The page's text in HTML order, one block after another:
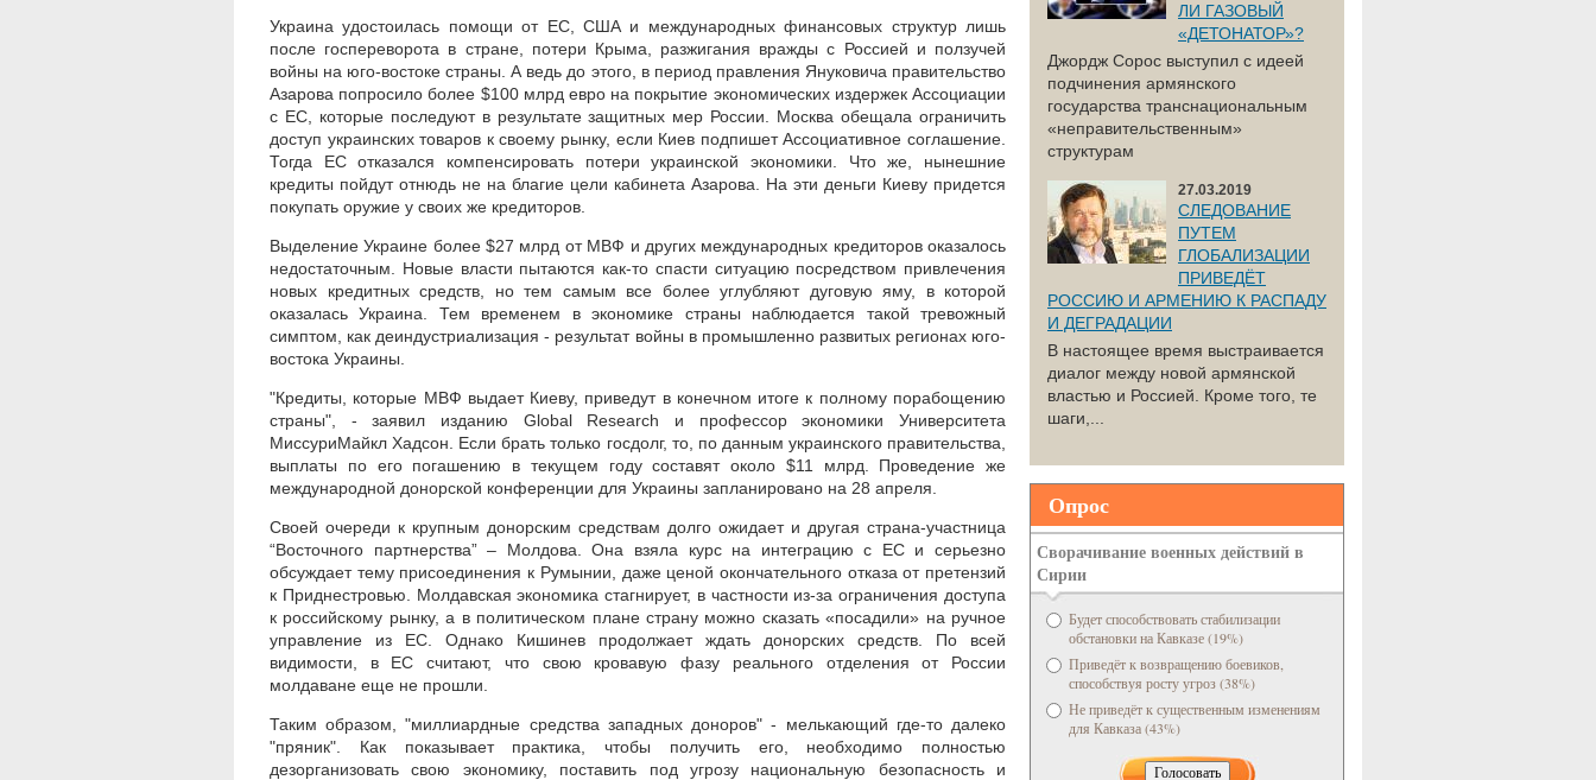
Украина удостоилась помощи от ЕС, США и международных финансовых структур лишь
после госпереворота в стране, потери Крыма, разжигания вражды с Россией и ползучей
войны на юго-востоке страны. А ведь до этого, в период правления Януковича правительство
Азарова попросило более $100 млрд евро на покрытие экономических издержек Ассоциации
с ЕС, которые последуют в результате защитных мер России. Москва обещала ограничить
доступ украинских товаров к своему рынку, если Киев подпишет Ассоциативное соглашение.
Тогда ЕС отказался компенсировать потери украинской экономики. Что же, нынешние
кредиты пойдут отнюдь не на благие цели кабинета Азарова. На эти деньги Киеву придется
покупать оружие у своих же кредиторов.
Выделение Украине более $27 млрд от МВФ и других международных кредиторов оказалось
недостаточным. Новые власти пытаются как-то спасти ситуацию посредством привлечения
новых кредитных средств, но тем самым все более углубляют дуговую яму, в которой
оказалась Украина. Тем временем в экономике страны наблюдается такой тревожный
симптом, как деиндустриализация - результат войны в промышленно развитых регионах юго-
востока Украины.
"Кредиты, которые МВФ выдает Киеву, приведут в конечном итоге к полному порабощению
страны", - заявил изданию Global Research и профессор экономики Университета
МиссуриМайкл Хадсон. Если брать только госдолг, то, по данным украинского правительства,
выплаты по его погашению в текущем году составят около $11 млрд. Проведение же
международной донорской конференции для Украины запланировано на 28 апреля.
Своей очереди к крупным донорским средствам долго ожидает и другая страна-участница
“Восточного партнерства” – Молдова. Она взяла курс на интеграцию с ЕС и серьезно
обсуждает тему присоединения к Румынии, даже ценой окончательного отказа от претензий
к Приднестровью. Молдавская экономика стагнирует, в частности из-за ограничения доступа
к российскому рынку, а в политическом плане страну можно сказать «посадили» на ручное
управление из ЕС. Однако Кишинев продолжает ждать донорских средств. По всей
видимости, в ЕС считают, что свою кровавую фазу реального отделения от России
молдаване еще не прошли.
Таким образом, "миллиардные средства западных доноров" - мелькающий где-то далеко
"пряник". Как показывает практика, чтобы получить его, необходимо полностью
дезорганизовать свою экономику, поставить под угрозу национальную безопасность и
ЛИ ГАЗОВЫЙ
«ДЕТОНАТОР»?
Джордж Сорос выступил с идеей
подчинения армянского
государства транснациональным
«неправительственным»
структурам
27.03.2019
СЛЕДОВАНИЕ
ПУТЕМ
ГЛОБАЛИЗАЦИИ
ПРИВЕДЁТ
РОССИЮ И АРМЕНИЮ К РАСПАДУ
И ДЕГРАДАЦИИ
В настоящее время выстраивается
диалог между новой армянской
властью и Россией. Кроме того, те
шаги,...
Опрос
Сворачивание военных действий в
Сирии
Будет способствовать стабилизации
обстановки на Кавказе (19%)
Приведёт к возвращению боевиков,
способствуя росту угроз (38%)
Не приведёт к существенным изменениям
для Кавказа (43%)